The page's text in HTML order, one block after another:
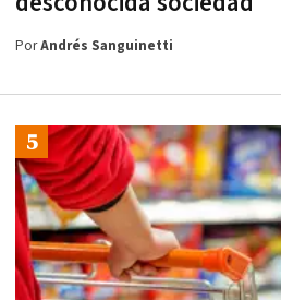
PorAndrés Sanguinetti